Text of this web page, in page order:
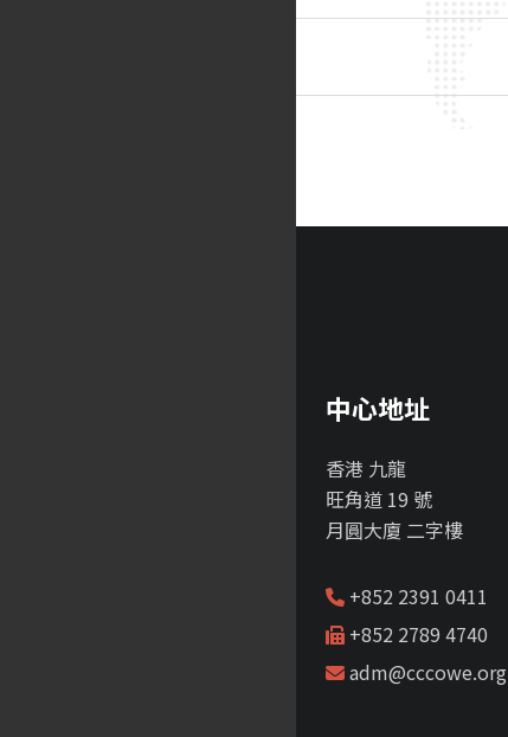
中心地址
香港 九龍
旺角道 19 號
月圓大廈 二字樓
+852 2391 0411
+852 2789 4740
adm@cccowe.org